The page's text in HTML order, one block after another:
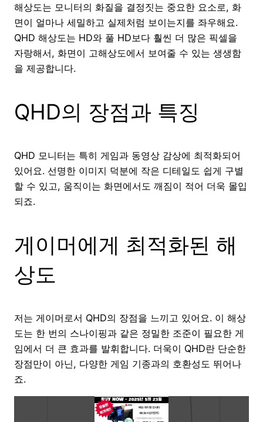
해상도는 모니터의 화질을 결정짓는 중요한 요소로, 화
면이 얼마나 세밀하고 실제처럼 보이는지를 좌우해요.
QHD 해상도는 HD와 풀 HD보다 훨씬 더 많은 픽셀을
자랑해서, 화면이 고해상도에서 보여줄 수 있는 생생함
을 제공합니다.
QHD의 장점과 특징
QHD 모니터는 특히 게임과 동영상 감상에 최적화되어
있어요. 선명한 이미지 덕분에 작은 디테일도 쉽게 구별
할 수 있고, 움직이는 화면에서도 깨짐이 적어 더욱 몰입
되죠.
게이머에게 최적화된 해
상도
저는 게이머로서 QHD의 장점을 느끼고 있어요. 이 해상
도는 한 번의 스나이핑과 같은 정밀한 조준이 필요한 게
임에서 더 큰 효과를 발휘합니다. 더욱이 QHD란 단순한
장점만이 아닌, 다양한 게임 기종과의 호환성도 뛰어나
죠.